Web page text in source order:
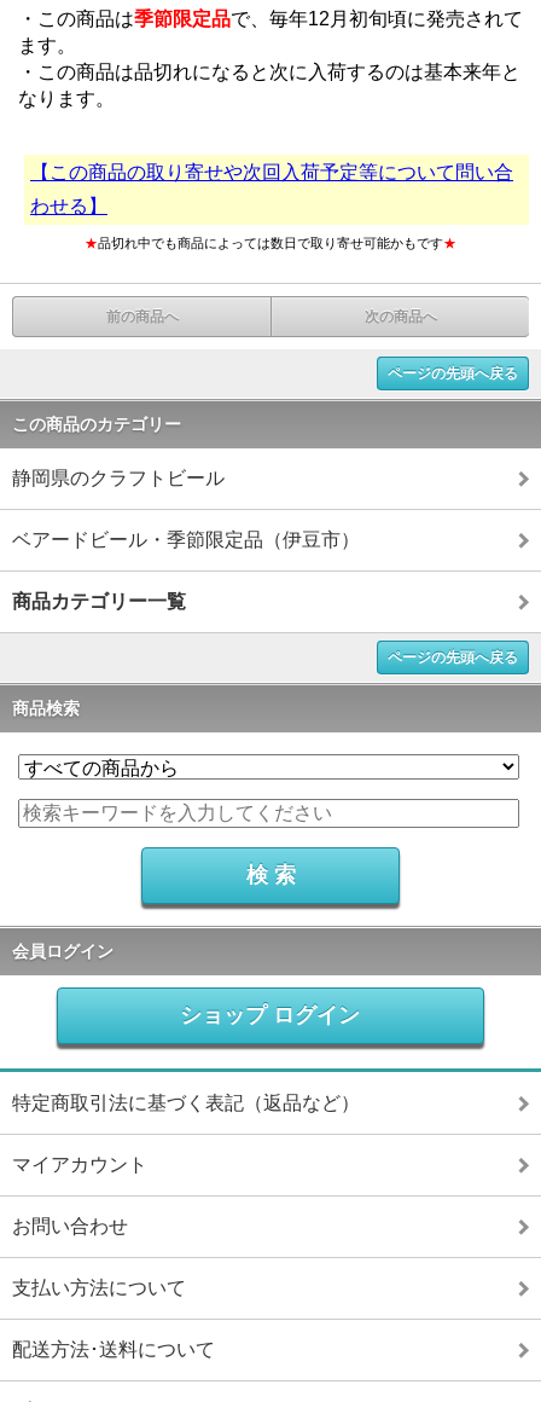
・この商品は季節限定品で、毎年12月初旬頃に発売されて
ます。
・この商品は品切れになると次に入荷するのは基本来年と
なります。
【この商品の取り寄せや次回入荷予定等について問い合
わせる】
★品切れ中でも商品によっては数日で取り寄せ可能かもです★
前の商品へ 次の商品へ
ページの先頭へ戻る
この商品のカテゴリー
静岡県のクラフトビール
ベアードビール・季節限定品（伊豆市）
商品カテゴリー一覧
ページの先頭へ戻る
商品検索
会員ログイン
ショップ ログイン
特定商取引法に基づく表記（返品など）
マイアカウント
お問い合わせ
支払い方法について
配送方法･送料について